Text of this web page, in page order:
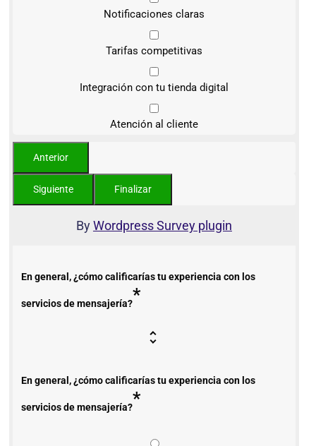
Notificaciones claras
Tarifas competitivas
Integración con tu tienda digital
Atención al cliente
ByWordpress Survey plugin
En general, ¿cómo calificarías tu experiencia con los
servicios de mensajería?*
En general, ¿cómo calificarías tu experiencia con los
servicios de mensajería?*